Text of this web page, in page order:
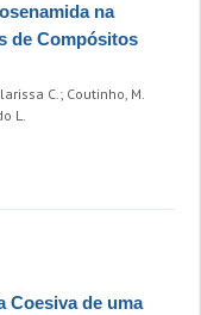
na
de Compósitos
C.; Coutinho, M.
L.
Coesiva de uma